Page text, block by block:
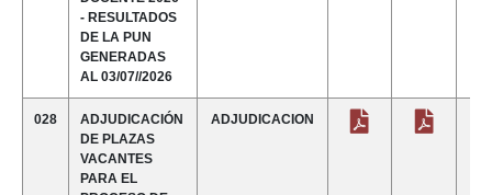
- RESULTADOS
DE LA PUN
GENERADAS
AL 03/07//2026
028
ADJUDICACIÓN
DE PLAZAS
VACANTES
PARA EL
ADJUDICACION